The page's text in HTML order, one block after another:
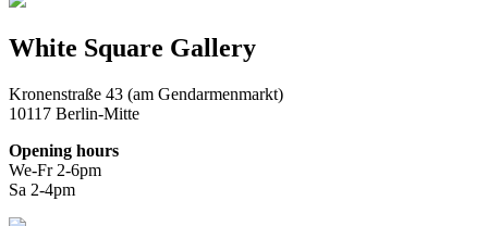
White Square Gallery
Kronenstraße 43 (am Gendarmenmarkt)
10117 Berlin-Mitte
Opening hours
We-Fr 2-6pm
Sa 2-4pm